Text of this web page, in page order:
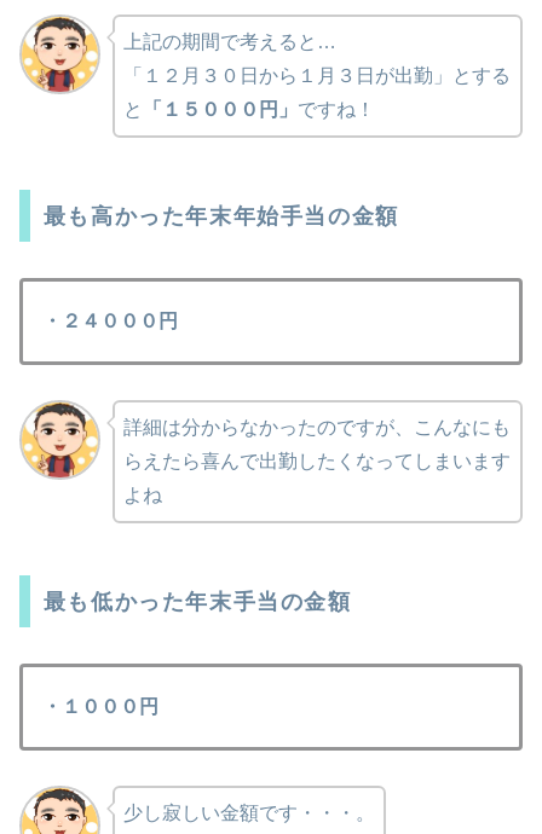
上記の期間で考えると…
「１２月３０日から１月３日が出勤」とする
と
「１５０００円」 ですね！
最も高かった年末年始手当の金額
・２４０００円
詳細は分からなかったのですが、こんなにも
らえたら喜んで出勤したくなってしまいます
よね
最も低かった年末手当の金額
・１０００円
少し寂しい金額です・・・。